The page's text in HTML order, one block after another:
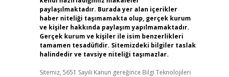
paylaşılmaktadır. Burada yer alan içerikler
haber niteliği taşımamakta olup, gerçek kurum
ve kişiler hakkında paylaşım yapılmamaktadır.
Gerçek kurum ve kişiler ile isim benzerlikleri
tamamen tesadüfidir. Sitemizdeki bilgiler taslak
halindedir ve tavsiye niteliği taşımazlar.
Sitemiz, 5651 Sayılı Kanun gereğince Bilgi Teknolojileri